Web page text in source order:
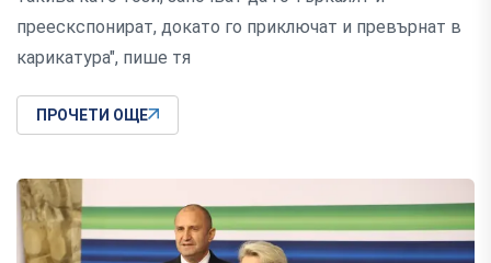
преескспонират, докато го приключат и превърнат в
карикатура", пише тя
ПРОЧЕТИ ОЩЕ